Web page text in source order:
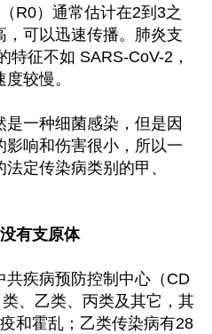
R0）通常估计在2到3之
，可以迅速传播。肺炎支
特征不如 SARS-CoV-2，
较慢。
一种细菌感染，但是因
影响和伤害很小，所以一
定传染病类别的甲、
有支原体
共疾病预防控制中心（CD
、乙类、丙类及其它，其
和霍乱；乙类传染病有28